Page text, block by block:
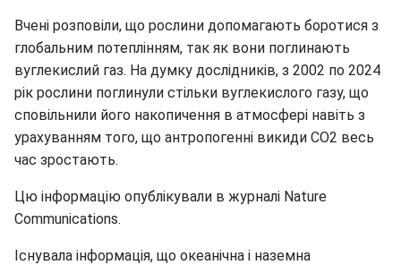
Вчені розповіли, що рослини допомагають боротися з
глобальним потеплінням, так як вони поглинають
вуглекислий газ. На думку дослідників, з 2002 по 2024
рік рослини поглинули стільки вуглекислого газу, що
сповільнили його накопичення в атмосфері навіть з
урахуванням того, що антропогенні викиди СО2 весь
час зростають.
Цю інформацію опублікували в журналі Nature
Communications.
Існувала інформація, що океанічна і наземна